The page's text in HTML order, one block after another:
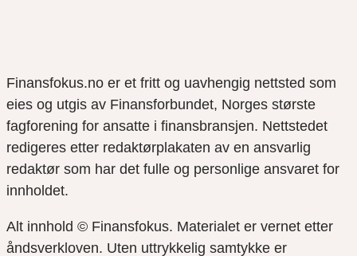
Finansfokus.no er et fritt og uavhengig nettsted som
eies og utgis av Finansforbundet, Norges største
fagforening for ansatte i finansbransjen. Nettstedet
redigeres etter redaktørplakaten av en ansvarlig
redaktør som har det fulle og personlige ansvaret for
innholdet.
Alt innhold © Finansfokus. Materialet er vernet etter
åndsverkloven. Uten uttrykkelig samtykke er